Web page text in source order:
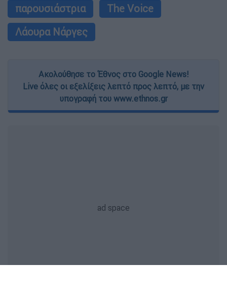
παρουσιάστρια
The Voice
Λάουρα Νάργες
Ακολούθησε το Έθνος στο Google News!
Live όλες οι εξελίξεις λεπτό προς λεπτό, με την
υπογραφή του www.ethnos.gr